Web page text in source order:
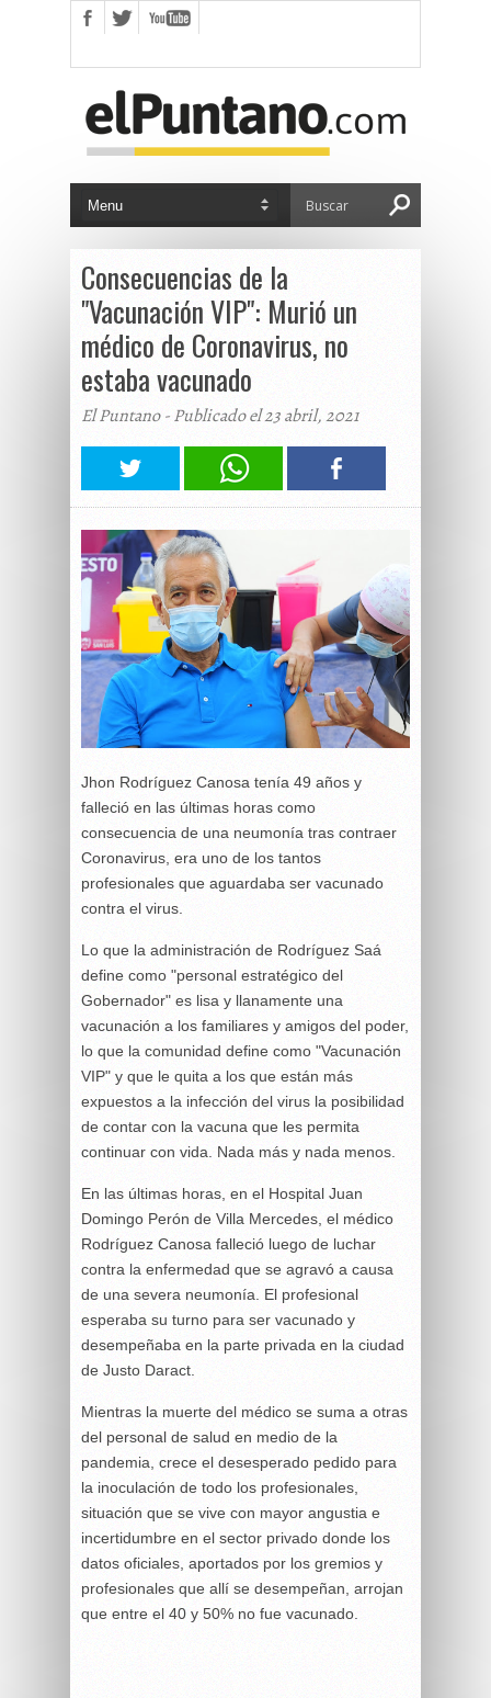
Consecuencias de la
"Vacunación VIP": Murió un
médico de Coronavirus, no
estaba vacunado
El Puntano - Publicado el 23 abril, 2021
Jhon Rodríguez Canosa tenía 49 años y
falleció en las últimas horas como
consecuencia de una neumonía tras contraer
Coronavirus, era uno de los tantos
profesionales que aguardaba ser vacunado
contra el virus.
Lo que la administración de Rodríguez Saá
define como "personal estratégico del
Gobernador" es lisa y llanamente una
vacunación a los familiares y amigos del poder,
lo que la comunidad define como "Vacunación
VIP" y que le quita a los que están más
expuestos a la infección del virus la posibilidad
de contar con la vacuna que les permita
continuar con vida. Nada más y nada menos.
En las últimas horas, en el Hospital Juan
Domingo Perón de Villa Mercedes, el médico
Rodríguez Canosa falleció luego de luchar
contra la enfermedad que se agravó a causa
de una severa neumonía. El profesional
esperaba su turno para ser vacunado y
desempeñaba en la parte privada en la ciudad
de Justo Daract.
Mientras la muerte del médico se suma a otras
del personal de salud en medio de la
pandemia, crece el desesperado pedido para
la inoculación de todo los profesionales,
situación que se vive con mayor angustia e
incertidumbre en el sector privado donde los
datos oficiales, aportados por los gremios y
profesionales que allí se desempeñan, arrojan
que entre el 40 y 50% no fue vacunado.